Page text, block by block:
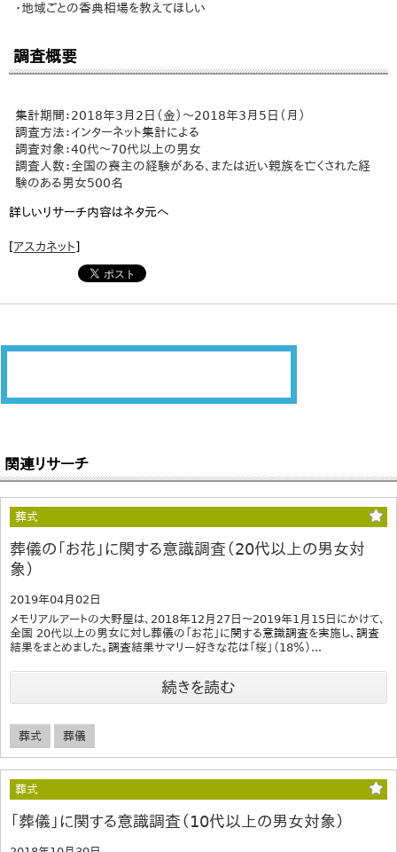
・地域ごとの香典相場を教えてほしい
調査概要
集計期間：2018年3月2日（金）～2018年3月5日（月）
調査方法：インターネット集計による
調査対象：40代～70代以上の男女
調査人数：全国の喪主の経験がある、または近い親族を亡くされた経
験のある男女500名
詳しいリサーチ内容はネタ元へ
[アスカネット]
関連リサーチ
葬式
葬儀の「お花」に関する意識調査（20代以上の男女対
象）
2019年04月02日
メモリアルアートの大野屋は、2018年12月27日～2019年1月15日にかけて、
全国 20代以上の男女に対し葬儀の「お花」に関する意識調査を実施し、調査
結果をまとめました。調査結果サマリー好きな花は「桜」（18％）...
続きを読む
葬式 葬儀
葬式
「葬儀」に関する意識調査（10代以上の男女対象）